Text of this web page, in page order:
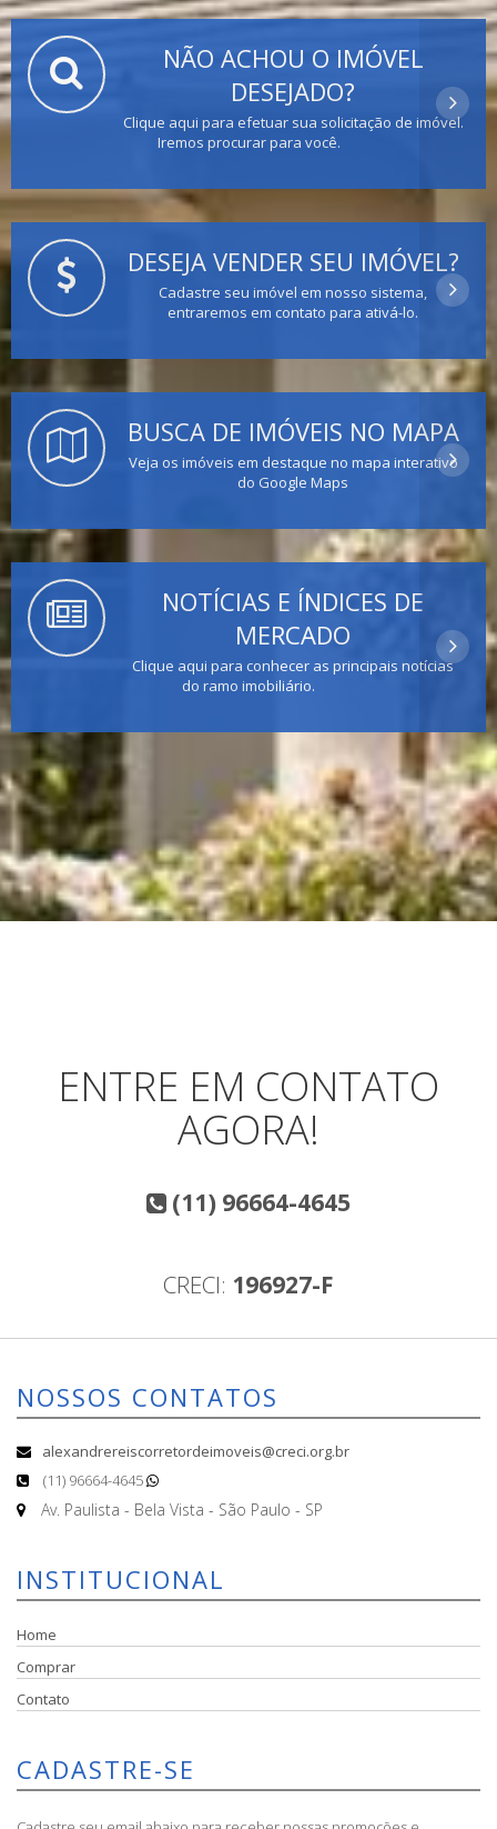
NÃO ACHOU O IMÓVEL
DESEJADO?
Clique aqui para efetuar sua solicitação de imóvel.
Iremos procurar para você.
DESEJA VENDER SEU IMÓVEL?
Cadastre seu imóvel em nosso sistema,
entraremos em contato para ativá-lo.
BUSCA DE IMÓVEIS NO MAPA
Veja os imóveis em destaque no mapa interativo
do Google Maps
NOTÍCIAS E ÍNDICES DE
MERCADO
Clique aqui para conhecer as principais notícias
do ramo imobiliário.
ENTRE EM CONTATO
AGORA!
(11) 96664-4645
CRECI: 196927-F
NOSSOS CONTATOS
alexandrereiscorretordeimoveis@creci.org.br
(11) 96664-4645
Av. Paulista - Bela Vista - São Paulo - SP
INSTITUCIONAL
Home
Comprar
Contato
CADASTRE-SE